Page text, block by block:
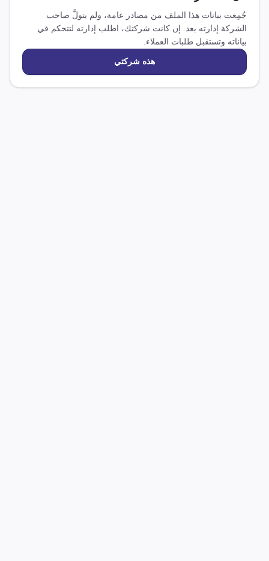
جُمِعت بيانات هذا الملف من مصادر عامة، ولم يتولَّ صاحب
الشركة إدارته بعد. إن كانت شركتك، اطلب إدارته لتتحكم في
بياناته وتستقبل طلبات العملاء.
هذه شركتي